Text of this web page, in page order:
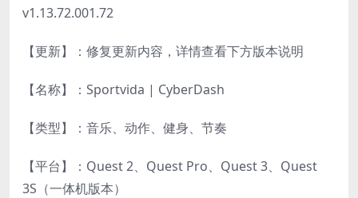
v1.13.72.001.72
【更新】：修复更新内容，详情查看下方版本说明
【名称】：Sportvida | CyberDash
【类型】：音乐、动作、健身、节奏
【平台】：Quest 2、Quest Pro、Quest 3、Quest
3S（一体机版本）